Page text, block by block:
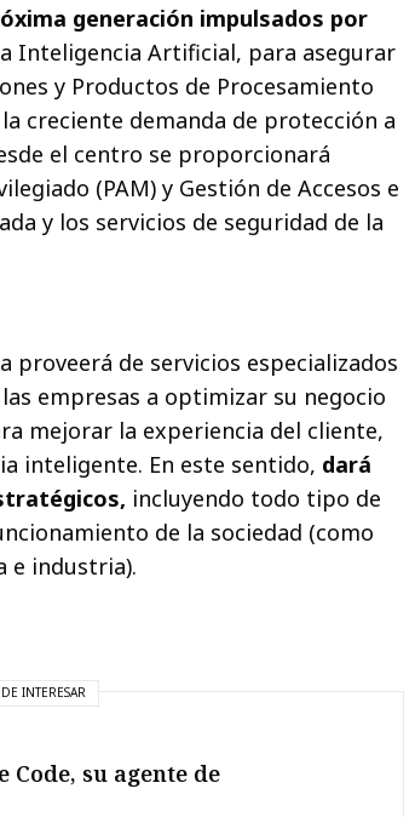
generación impulsados por
Inteligencia Artificial, para asegurar
y Productos de Procesamiento
creciente demanda de protección a
el centro se proporcionará
(PAM) y Gestión de Accesos e
y los servicios de seguridad de la
proveerá de servicios especializados
empresas a optimizar su negocio
mejorar la experiencia del cliente,
inteligente. En este sentido, dará
incluyendo todo tipo de
de la sociedad (como
e industria).
INTERESAR
Code, su agente de